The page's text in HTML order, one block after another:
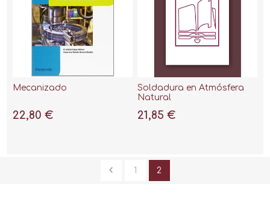
Mecanizado
22,80 €
Soldadura en Atmósfera
Natural
21,85 €
1 2